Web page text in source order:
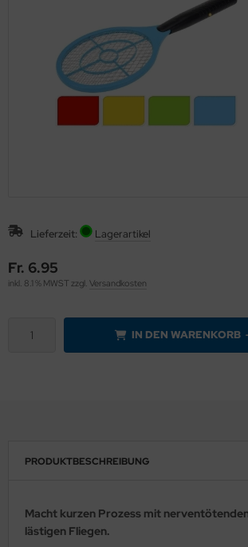
Lieferzeit: Lagerartikel
Fr. 6.95
inkl. 8.1 % MWST zzgl. Versandkosten
IN DEN WARENKORB
PRODUKTBESCHREIBUNG
Macht kurzen Prozess mit
lästigen Fliegen.